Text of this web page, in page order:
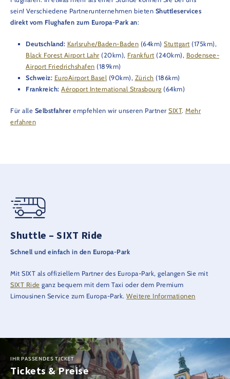
sein! Verschiedene Partnerunternehmen bieten Shuttleservices
direkt vom Flughafen zum Europa-Park an:
Deutschland: Karlsruhe/Baden-Baden (64km) Stuttgart (175km),
Black Forest Airport Lahr (20km), Frankfurt (240km), Bodensee-
Airport Friedrichshafen (189km)
Schweiz: EuroAirport Basel (90km), Zürich (186km)
Frankreich: Aéroport International Strasbourg (64km)
Für alle Selbstfahrerempfehlen wir unseren Partner SIXT. Mehr
erfahren
Shuttle – SIXT Ride
Schnell und einfach in den Europa-Park
Mit SIXT als offiziellem Partner des Europa-Park, gelangen Sie mit
SIXT Ride ganz bequem mit dem Taxi oder dem Premium
Limousinen Service zum Europa-Park. Weitere Informationen
IHR PASSENDES TICKET
Tickets & Preise